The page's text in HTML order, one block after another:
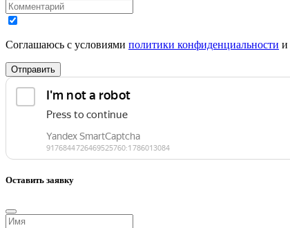
Соглашаюсь с условиями политики конфиденциальности и
Отправить
Оставить заявку